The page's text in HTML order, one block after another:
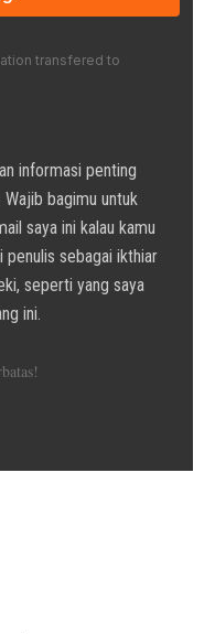
transfered to
informasi penting
bagimu untuk
saya ini kalau kamu
sebagai ikthiar
seperti yang saya
ini.